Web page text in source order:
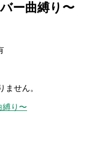
ー曲縛り〜
ません。
縛り〜